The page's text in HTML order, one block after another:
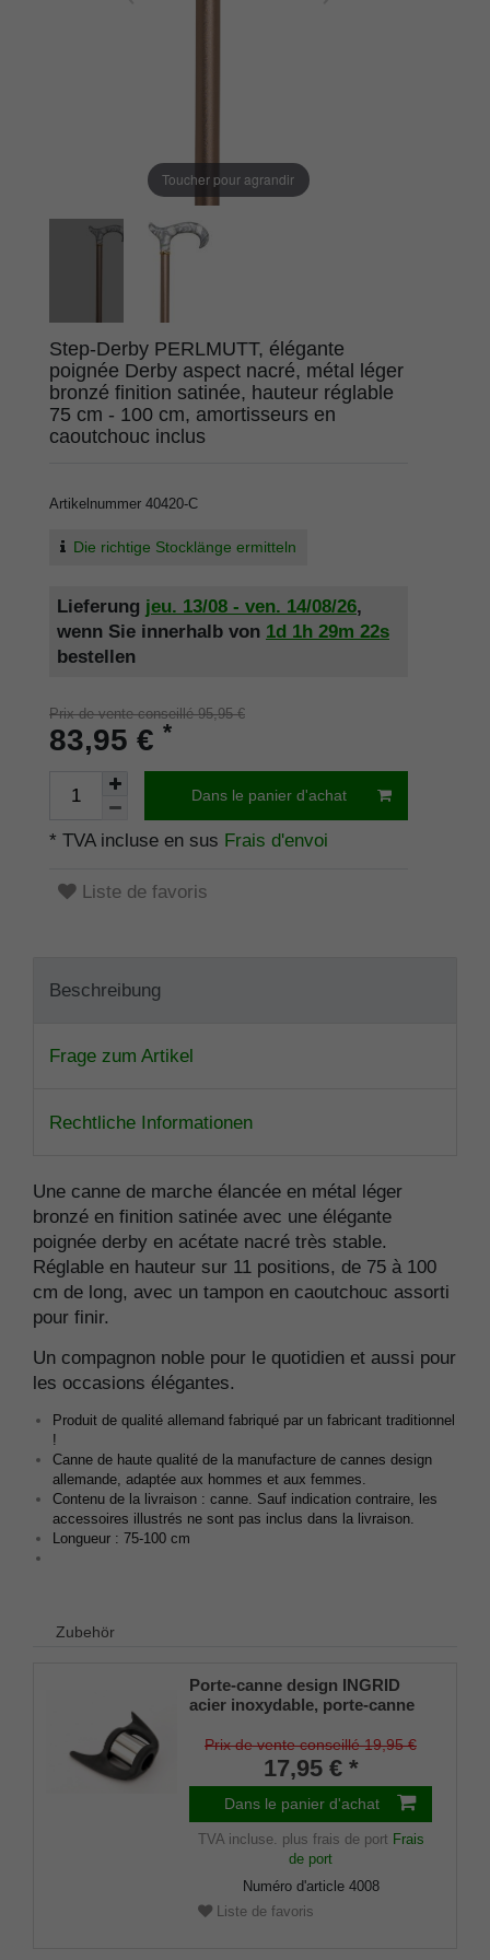
Toucher pour agrandir
Step-Derby PERLMUTT, élégante
poignée Derby aspect nacré, métal léger
bronzé finition satinée, hauteur réglable
75 cm - 100 cm, amortisseurs en
caoutchouc inclus
Artikelnummer 40420-C
Die richtige Stocklänge ermitteln
Lieferung jeu. 13/08 - ven. 14/08/26,
wenn Sie innerhalb von 1d 1h 29m 21s
bestellen
Prix de vente conseillé 95,95 €
83,95 € *
Dans le panier d'achat
* TVA incluse en sus Frais d'envoi
Liste de favoris
Beschreibung
Frage zum Artikel
Rechtliche Informationen
Une canne de marche élancée en métal léger
bronzé en finition satinée avec une élégante
poignée derby en acétate nacré très stable.
Réglable en hauteur sur 11 positions, de 75 à 100
cm de long, avec un tampon en caoutchouc assorti
pour finir.
Un compagnon noble pour le quotidien et aussi pour
les occasions élégantes.
Produit de qualité allemand fabriqué par un fabricant traditionnel
!
Canne de haute qualité de la manufacture de cannes design
allemande, adaptée aux hommes et aux femmes.
Contenu de la livraison : canne. Sauf indication contraire, les
accessoires illustrés ne sont pas inclus dans la livraison.
Longueur : 75-100 cm
Zubehör
Porte-canne design INGRID
acier inoxydable, porte-canne
22mm), caoutchouc souple
Prix de vente conseillé 19,95 €
17,95 € *
Dans le panier d'achat
TVA incluse. plus frais de port Frais
de port
Numéro d'article 4008
Liste de favoris